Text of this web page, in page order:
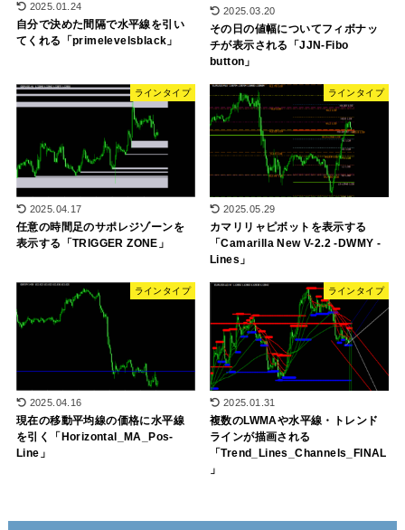
2025.01.24
自分で決めた間隔で水平線を引い
てくれる「primelevelsblack」
2025.03.20
その日の値幅についてフィボナッ
チが表示される「JJN-Fibo
button」
ラインタイプ
2025.04.17
任意の時間足のサポレジゾーンを
表示する「TRIGGER ZONE」
ラインタイプ
2025.05.29
カマリリャピボットを表示する
「Camarilla New V-2.2 -DWMY -
Lines」
ラインタイプ
2025.04.16
現在の移動平均線の価格に水平線
を引く「Horizontal_MA_Pos-
Line」
ラインタイプ
2025.01.31
複数のLWMAや水平線・トレンド
ラインが描画される
「Trend_Lines_Channels_FINAL
」